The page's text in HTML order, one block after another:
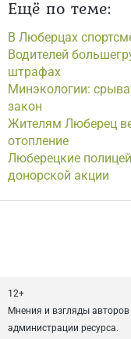
Ещё по теме:
В Люберцах
Водителей
штрафах
Минэкологии:
закон
Жителям Люберец
отопление
Люберецкие
донорской акции
12+
Мнения и взгляды
администрации ресурса.